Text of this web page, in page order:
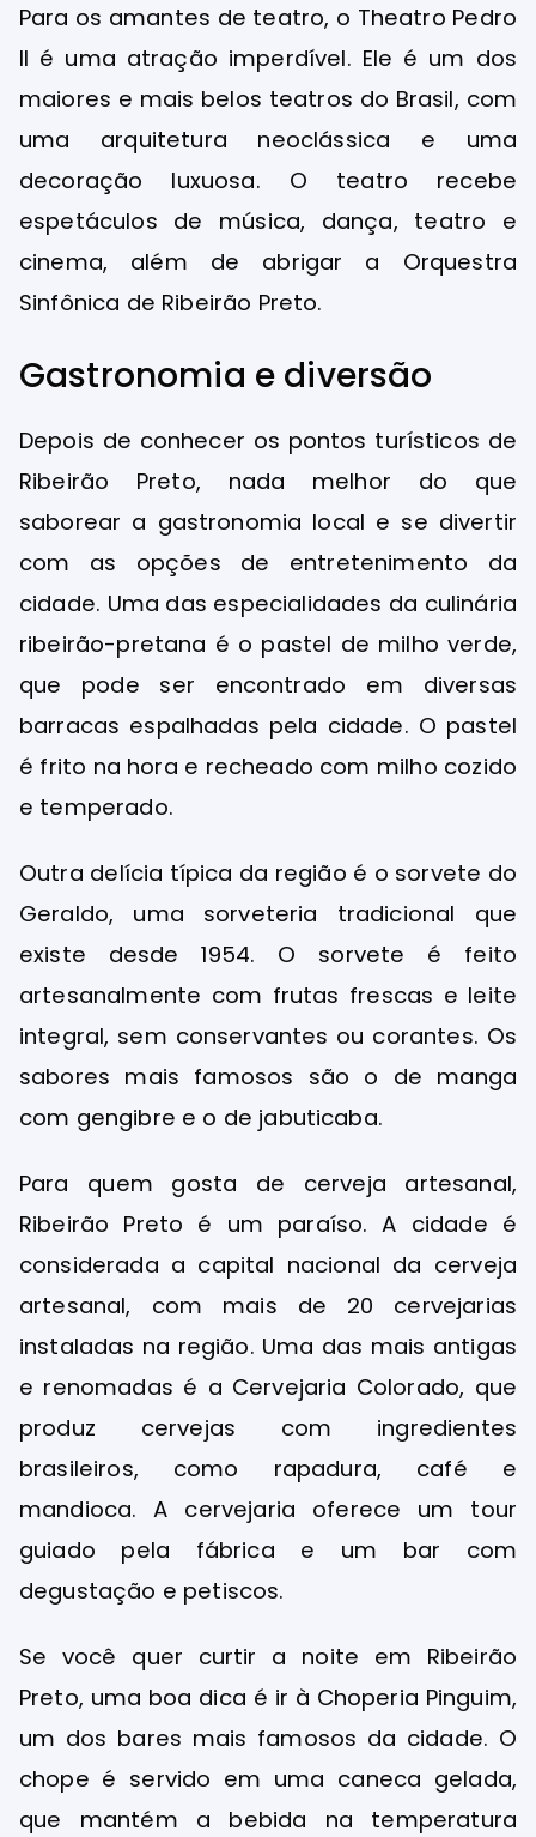
Para os amantes de teatro, o Theatro Pedro
II é uma atração imperdível. Ele é um dos
maiores e mais belos teatros do Brasil, com
uma arquitetura neoclássica e uma
decoração luxuosa. O teatro recebe
espetáculos de música, dança, teatro e
cinema, além de abrigar a Orquestra
Sinfônica de Ribeirão Preto.
Gastronomia e diversão
Depois de conhecer os pontos turísticos de
Ribeirão Preto, nada melhor do que
saborear a gastronomia local e se divertir
com as opções de entretenimento da
cidade. Uma das especialidades da culinária
ribeirão-pretana é o pastel de milho verde,
que pode ser encontrado em diversas
barracas espalhadas pela cidade. O pastel
é frito na hora e recheado com milho cozido
e temperado.
Outra delícia típica da região é o sorvete do
Geraldo, uma sorveteria tradicional que
existe desde 1954. O sorvete é feito
artesanalmente com frutas frescas e leite
integral, sem conservantes ou corantes. Os
sabores mais famosos são o de manga
com gengibre e o de jabuticaba.
Para quem gosta de cerveja artesanal,
Ribeirão Preto é um paraíso. A cidade é
considerada a capital nacional da cerveja
artesanal, com mais de 20 cervejarias
instaladas na região. Uma das mais antigas
e renomadas é a Cervejaria Colorado, que
produz cervejas com ingredientes
brasileiros, como rapadura, café e
mandioca. A cervejaria oferece um tour
guiado pela fábrica e um bar com
degustação e petiscos.
Se você quer curtir a noite em Ribeirão
Preto, uma boa dica é ir à Choperia Pinguim,
um dos bares mais famosos da cidade. O
chope é servido em uma caneca gelada,
que mantém a bebida na temperatura